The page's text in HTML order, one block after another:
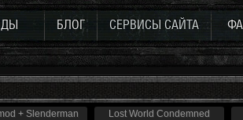
БЛОГ СЕРВИСЫ САЙТА
+ Slenderman Lost World Condemned